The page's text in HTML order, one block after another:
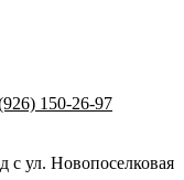
150-26-97
с ул. Новопоселковая